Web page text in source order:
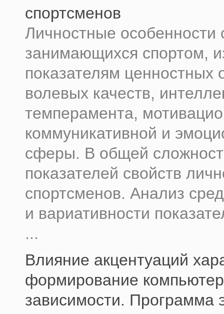
спортсменов
Личностные особенности
занимающихся спортом,
показателям ценностных
волевых качеств,
темперамента,
коммуникативной и
сферы. В общей
показателей свойств
спортсменов. Анализ
и вариативности
...
Влияние акцентуаций
формирование
зависимости. Программа